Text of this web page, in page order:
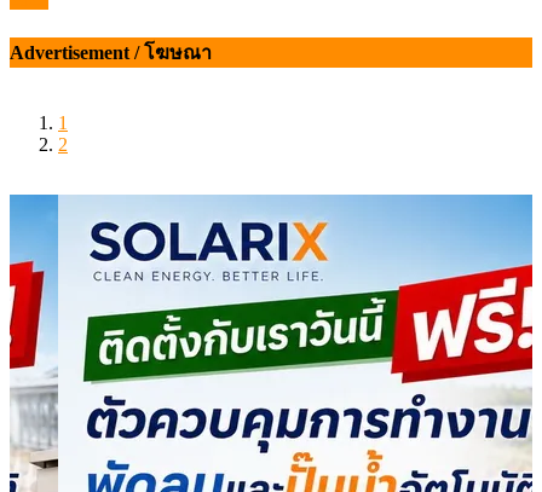
เรื่อง
Advertisement / โฆษณา
1
2